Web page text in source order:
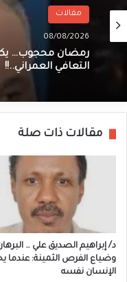
مقالات
08/08/2026
رمضان محجوب…
التعافي العمراني..!!
مقالات ذات صلة
د/ إبراهيم الصديق علي …
وضياع الفرص الثمينة: عندما
الإنسان نفسه